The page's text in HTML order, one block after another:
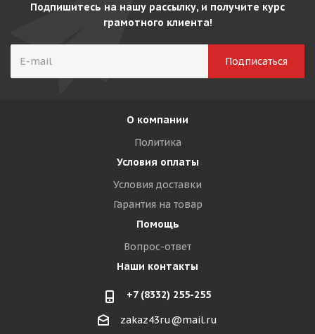
Подпишитесь на нашу рассылку, и получите курс
грамотного клиента!
О компании
Политика
Условия оплаты
Условия доставки
Гарантия на товар
Помощь
Вопрос-ответ
Наши контакты
+7 (8332) 255-255
zakaz43ru@mail.ru